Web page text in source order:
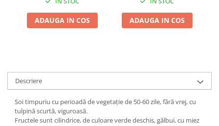
Diverse
Insecticid
Tratamente repaus vegetativ
Ingrasaminte plante
Ingrasaminte plante
ADAUGA IN COS ADAUGA IN COS
Descriere
Soi timpuriu cu perioadă de vegetație de 50-60 zile, fără vrej, cu
tulpină scurtă, viguroasă.
Fructele sunt cilindrice, de culoare verde deschis, gălbui, cu miez